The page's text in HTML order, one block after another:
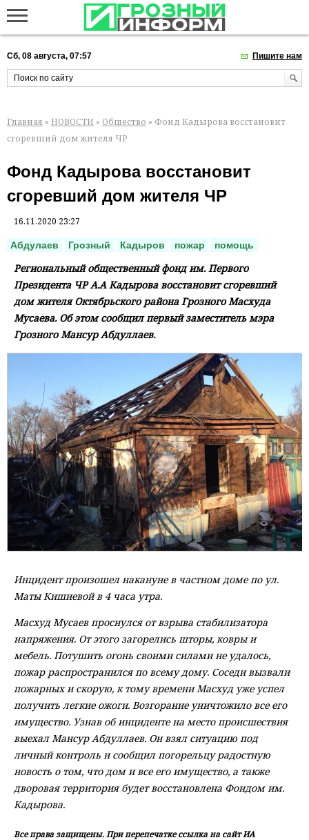
Сб, 08 августа, 07:57 Пишите нам
Главная » НОВОСТИ » Общество » Фонд Кадырова восстановит
сгоревший дом жителя ЧР
Фонд Кадырова восстановит
сгоревший дом жителя ЧР
16.11.2020 23:27
Абдулаев Грозный Кадыров пожар помощь
Региональный общественный фонд им. Первого
Президента ЧР А.А Кадырова восстановит сгоревший
дом жителя Октябрьского района Грозного Масхуда
Мусаева. Об этом сообщил первый заместитель мэра
Грозного Мансур Абдуллаев.
Инцидент произошел накануне в частном доме по ул.
Маты Кишиевой в 4 часа утра.
Масхуд Мусаев проснулся от взрыва стабилизатора
напряжения. От этого загорелись шторы, ковры и
мебель. Потушить огонь своими силами не удалось,
пожар распространился по всему дому. Соседи вызвали
пожарных и скорую, к тому времени Масхуд уже успел
получить легкие ожоги. Возгорание уничтожило все его
имущество. Узнав об инциденте на место происшествия
выехал Мансур Абдуллаев. Он взял ситуацию под
личный контроль и сообщил погорельцу радостную
новость о том, что дом и все его имущество, а также
дворовая территория будет восстановлена Фондом им.
Кадырова.
Все права защищены. При перепечатке ссылка на сайт ИА